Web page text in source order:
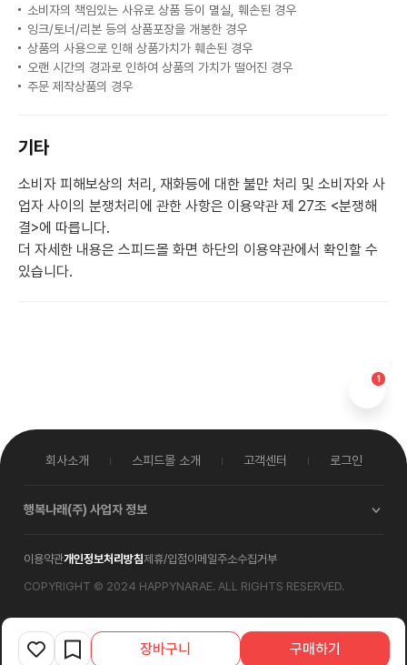
소비자의 책임있는 사유로 상품 등이 멸실, 훼손된 경우
잉크/토너/리본 등의 상품포장을 개봉한 경우
상품의 사용으로 인해 상품가치가 훼손된 경우
오랜 시간의 경과로 인하여 상품의 가치가 떨어진 경우
주문 제작상품의 경우
기타
소비자 피해보상의 처리, 재화등에 대한 불만 처리 및 소비자와 사
업자 사이의 분쟁처리에 관한 사항은 이용약관 제 27조 <분쟁해
결>에 따릅니다.
더 자세한 내용은 스피드몰 화면 하단의 이용약관에서 확인할 수
있습니다.
장바구니 구매하기
1
회사소개 스피드몰 소개 고객센터 로그인
이용약관개인정보처리방침제휴/입점이메일주소수집거부
행복나래(주) 사업자 정보
사업자등록번호
89-31(순화동2-6)
물류센터
경기도 용인시 처인구 모현읍
COPYRIGHT © 2024 HAPPYNARAE. ALL RIGHTS RESERVED.